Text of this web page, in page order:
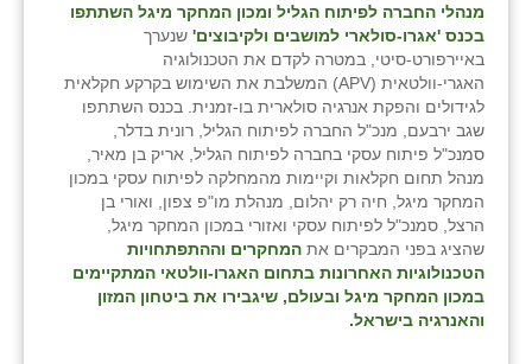
מנהלי החברה לפיתוח הגליל ומכון המחקר מיגל השתתפו
בכנס 'אגרו-סולארי למושבים ולקיבוצים' שנערך
באיירפורט-סיטי, במטרה לקדם את הטכנולוגיה
האגרי-וולטאית (APV) המשלבת את השימוש בקרקע חקלאית
לגידולים והפקת אנרגיה סולארית בו-זמנית. בכנס השתתפו
שגב ירבעם, מנכ"ל החברה לפיתוח הגליל, רונית בדלר,
סמנכ"ל פיתוח עסקי בחברה לפיתוח הגליל, אריק בן מאיר,
מנהל תחום חקלאות וקיימות מהמחלקה לפיתוח עסקי במכון
המחקר מיגל, חיה רק יהלום, מנהלת מו"פ צפון, ואורי בן
הרצל, סמנכ"ל לפיתוח עסקי ואזורי במכון המחקר מיגל,
שהציג בפני המבקרים את המחקרים וההתפתחויות
הטכנולוגיות האחרונות בתחום האגרו-וולטאי המתקיימים
במכון המחקר מיגל ובעולם, שיגבירו את ביטחון המזון
והאנרגיה בישראל.